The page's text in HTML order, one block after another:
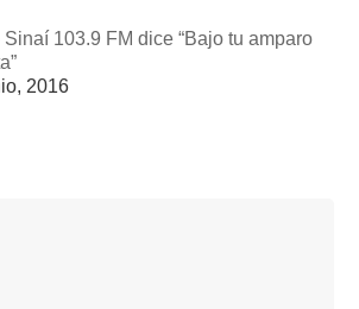
Sinaí 103.9 FM dice “Bajo tu amparo
2016